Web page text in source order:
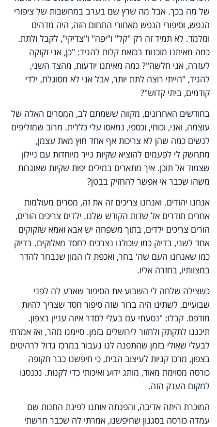
של מה בכך. אבל מה שרץ שם בערב במחשבות של ציפורי
הנפש, וסיפורי הנפש מאחורי התחום הזה, היה מדהים
ומלמד. לא תמיד זה רק "קל" ו"יפה" ו"צדיקי", לקבל ולתת.
כמה מאיתנו מוכנות בכזאת קלות להגיד: "כן, אני זקוקה
לעזרה, אני חלשה"? כמה מאיתנו יודעות, מהצד השני,
להגיד, "הייתי רוצה לתת יותר, אבל אני לא מסוגלת, ילדי
קודמים, ביתי קדוש"?
בחודשים האחרונים, מקווה ששמתם לב, המסרים האלה של
עוצמה, ואני, וכוחי, וכספי, נמאסו עלי כללית. מרוב שמזליפים
לנשים כמה שהן לא צריכות אף אחד חוץ מאת עצמן,
מתחשק לי לפעמים להוציא שקיות נייר מיוחדות עם ניילון
שצמוד אל תוכן. איך מתארים במילים יפות שקיות שאוגרות
משהו שכבר אי אפשר להחזיק בבטן?
אנחנו יהודים. ואנחנו צריכים זה את זה, מסרים מעולמות
אחרים חודרים אל שדות הקודש שלנו. ילדים צריכים הורים,
הורים צריכים ילדים, בתוך משפחה יש אבא ואמא שזקוקים
אחד לשני, בדיוק כמו שכולנו נצרכים לחסד מאלוקים. בדיוק
כמו שאנחנו העם שה' בחר, ואכפת לו המון שנבחר להדר
במצוותיו, בחזרה אליו.
כשצילה שלחה לי השבוע את הסיפור שארע לה לפני
שבועיים, לשתינו היה ברור שזה סיפור חסד שצריך להיות
מודפס. קבלו: "נסעתי עם בעלי לסדר איזה עניין בצפון.
תיכננו לתקתק ולחזור לירושלים בזמן. סיימנו מהר, ואז אמרתי
לבעלי שאולי בזמן שהתפנה לנו נעבור במרכז גדול לרהיטים
בצפון, מרכז קניות לעיצוב הבית, כי חיפשנו כבר תקופה
כורסה מסוימת מאוד, מותג ידוע ואיכותי כדי לקנות. נכנסנו
למקום הענק הזה.
המוכרת היתה אדיבה, והפנתה אותנו לפינת החנות שם
עמדה כורסה בסגנון שחיפשנו, אמרתי לה שכבר חרשתי